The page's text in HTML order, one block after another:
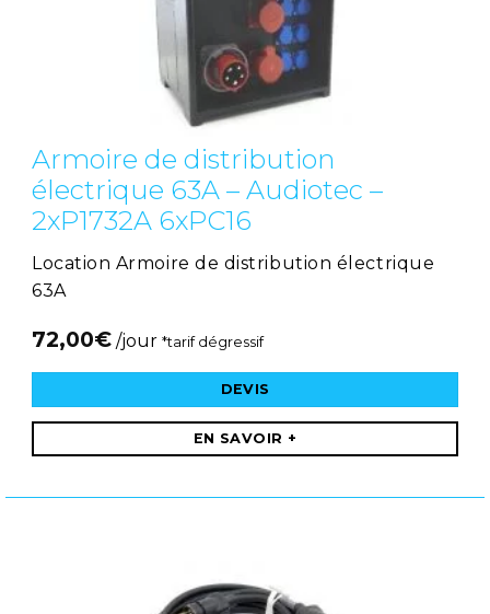
Armoire de distribution
électrique 63A – Audiotec –
2xP1732A 6xPC16
Location Armoire de distribution électrique
63A
72,00€ /jour *tarif dégressif
DEVIS
EN SAVOIR +